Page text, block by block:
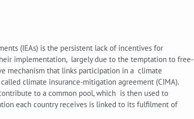
(IEAs) is the persistent lack of incentives for
implementation, largely due to the temptation to free-
mechanism that links participation in a climate
climate insurance-mitigation agreement (CIMA).
to a common pool, which is then used to
each country receives is linked to its fulfilment of